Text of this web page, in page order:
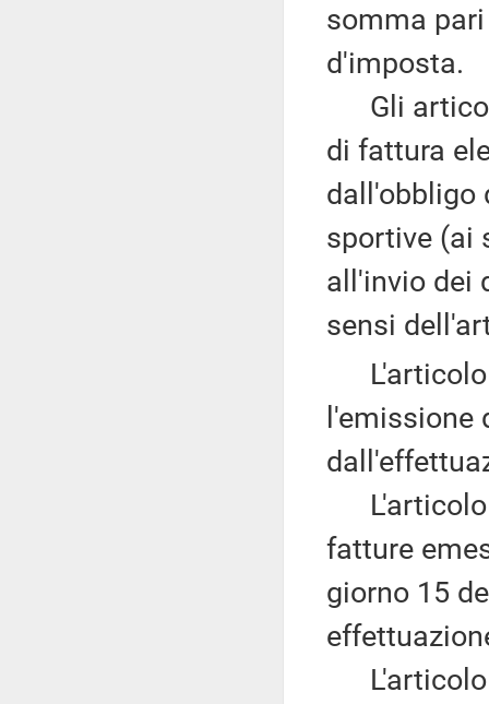
somma
d'imposta.
Gli
di fattura
dall'obbligo
sportive (ai
all'invio dei
sensi
L'articolo
l'emissione
L'articolo
fatture
giorno 15
L'articolo